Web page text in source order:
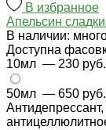
В избранное
Апельсин
В наличии:
Доступна
10мл — 230 руб.
50мл — 650 руб.